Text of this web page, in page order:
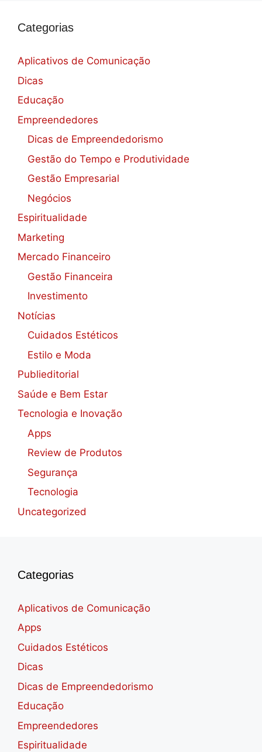
Categorias
Aplicativos de Comunicação
Dicas
Educação
Empreendedores
Dicas de Empreendedorismo
Gestão do Tempo e Produtividade
Gestão Empresarial
Negócios
Espiritualidade
Marketing
Mercado Financeiro
Gestão Financeira
Investimento
Notícias
Cuidados Estéticos
Estilo e Moda
Publieditorial
Saúde e Bem Estar
Tecnologia e Inovação
Apps
Review de Produtos
Segurança
Tecnologia
Uncategorized
Categorias
Aplicativos de Comunicação
Apps
Cuidados Estéticos
Dicas
Dicas de Empreendedorismo
Educação
Empreendedores
Espiritualidade